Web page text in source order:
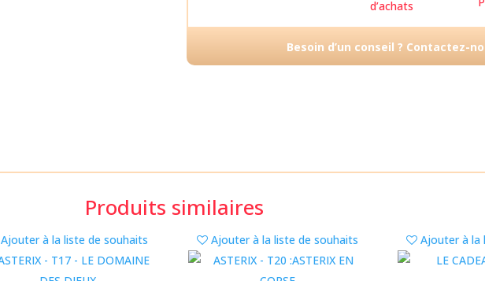
d’achats
Besoin d’un conseil ? Contactez-
Produits similaires
Ajouter à la liste de souhaits Ajouter à la liste de souhaits Ajouter à la